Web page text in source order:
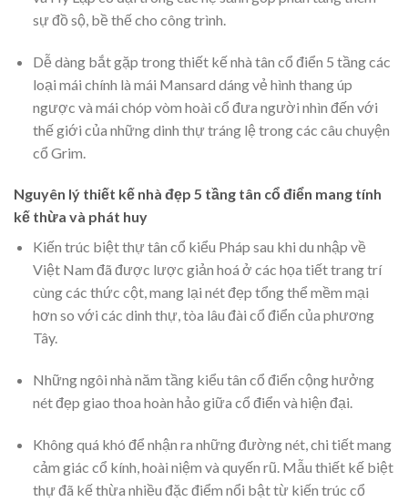
sự đồ sộ, bề thế cho công trình.
Dễ dàng bắt gặp trong thiết kế nhà tân cổ điển 5 tầngcác
loại mái chính là mái Mansard dáng vẻ hình thang úp
ngược và mái chóp vòm hoài cổ đưa người nhìn đến với
thế giới của những dinh thự tráng lệ trong các câu chuyện
cổ Grim.
Nguyên lý thiết kế nhà đẹp 5 tầng tân cổ điển mang tính
kế thừa và phát huy
Kiến trúc biệt thự tân cổ kiểu Pháp sau khi du nhập về
Việt Nam đã được lược giản hoá ở các họa tiết trang trí
cùng các thức cột, mang lại nét đẹp tổng thể mềm mại
hơn so với các dinh thự, tòa lâu đài cổ điển của phương
Tây.
Những ngôi nhà năm tầng kiểu tân cổ điển cộng hưởng
nét đẹp giao thoa hoàn hảo giữa cổ điển và hiện đại.
Không quá khó để nhận ra những đường nét, chi tiết mang
cảm giác cổ kính, hoài niệm và quyến rũ. Mẫu thiết kế biệt
thự đã kế thừa nhiều đặc điểm nổi bật từ kiến trúc cổ